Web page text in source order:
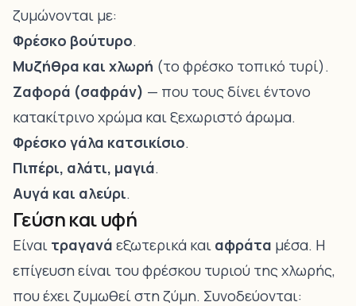
ζυμώνονται με:
Φρέσκο βούτυρο.
Μυζήθρα και χλωρή (το φρέσκο τοπικό τυρί).
Ζαφορά (σαφράν) — που τους δίνει έντονο
κατακίτρινο χρώμα και ξεχωριστό άρωμα.
Φρέσκο γάλα κατσικίσιο.
Πιπέρι, αλάτι, μαγιά.
Αυγά και αλεύρι.
Γεύση και υφή
Είναι τραγανά εξωτερικά και αφράτα μέσα. Η
επίγευση είναι του φρέσκου τυριού της χλωρής,
που έχει ζυμωθεί στη ζύμη. Συνοδεύονται: